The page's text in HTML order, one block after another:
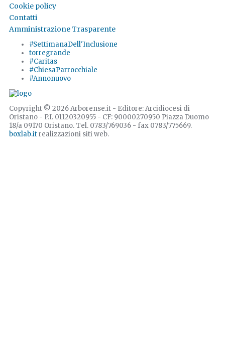
Cookie policy
Contatti
Amministrazione Trasparente
#SettimanaDell'Inclusione
torregrande
#Caritas
#ChiesaParrocchiale
#Annonuovo
Copyright © 2026 Arborense.it - Editore: Arcidiocesi di
Oristano - P.I. 01120320955 - CF: 90000270950 Piazza Duomo
18/a 09170 Oristano. Tel. 0783/769036 - fax 0783/775669.
boxlab.itrealizzazioni siti web.